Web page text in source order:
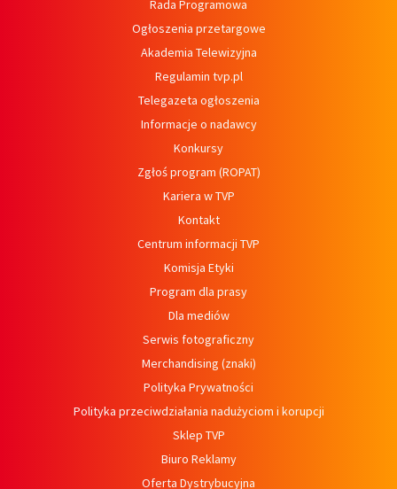
Rada Programowa
Ogłoszenia przetargowe
Akademia Telewizyjna
Regulamin tvp.pl
Telegazeta ogłoszenia
Informacje o nadawcy
Konkursy
Zgłoś program (ROPAT)
Kariera w TVP
Kontakt
Centrum informacji TVP
Komisja Etyki
Program dla prasy
Dla mediów
Serwis fotograficzny
Merchandising (znaki)
Polityka Prywatności
Polityka przeciwdziałania nadużyciom i korupcji
Sklep TVP
Biuro Reklamy
Oferta Dystrybucyjna